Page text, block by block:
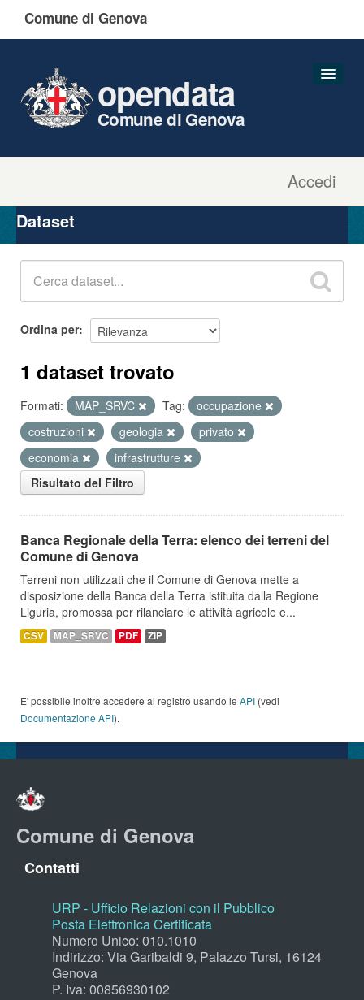
Comune di Genova
Accedi
opendata
Comune di Genova
Organizzazioni
Gruppi
Dataset
Ordina per
1 dataset trovato
Formati: MAP_SRVC Tag:
occupazione
costruzioni
geologia
privato
economia
infrastrutture
Risultato del Filtro
Banca Regionale della Terra: elenco dei terreni del
Comune di Genova
Terreni non utilizzati che il Comune di Genova mette a
disposizione della Banca della Terra istituita dalla Regione
Liguria, promossa per rilanciare le attività agricole e...
CSV MAP_SRVC PDF ZIP
E' possibile inoltre accedere al registro usando le API (vedi
Documentazione API).
Comune di Genova
Contatti
URP - Ufficio Relazioni con il Pubblico
Posta Elettronica Certificata
Numero Unico: 010.1010
Indirizzo: Via Garibaldi 9, Palazzo Tursi, 16124
Genova
P. Iva: 00856930102